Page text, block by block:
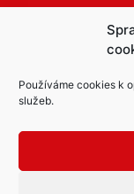
Používáme cookies k
služeb.